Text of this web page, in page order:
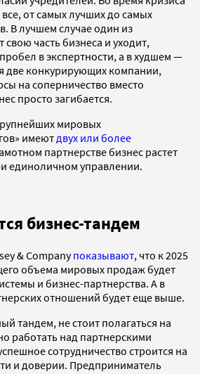
от самых лучших до самых
В лучшем случае один из
часть бизнеса и уходит,
в экспертности, а в худшем —
две конкурирующих компании,
на соперничество вместо
просто загибается.
мировых
имеютдвух или более
партнерстве бизнес растет
единоличном управлении.
бизнес-тандем
& Companyпоказывают, что к 2025
объема мировых продаж будет
и бизнес-партнерства. А в
отношений будет еще выше.
тандем, не стоит полагаться на
работать над партнерскими
сотрудничество строится на
и доверии. Предприниматель